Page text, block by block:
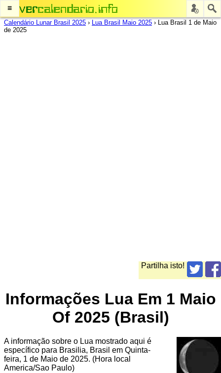
≡
Calendário Lunar Brasil 2025 › Lua Brasil Maio 2025 › Lua Brasil 1 de Maio
de 2025
Partilha isto!
Informações Lua Em 1 Maio
Of 2025 (Brasil)
A informação sobre o Lua mostrado aqui é
específico para Brasilia, Brasil em Quinta-
feira, 1 de Maio de 2025. (Hora local
America/Sao Paulo)